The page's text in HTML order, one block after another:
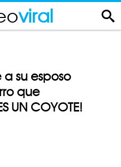
viral
su esposo
que
UN COYOTE!